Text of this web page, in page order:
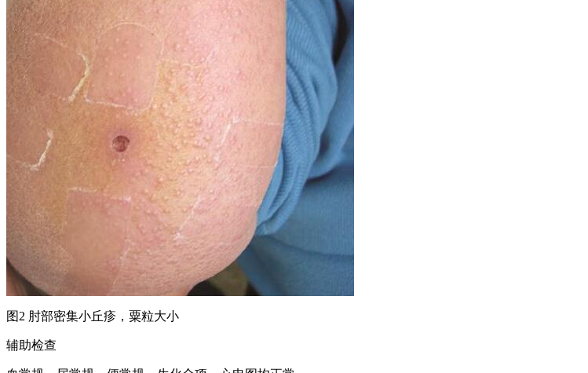
图2 肘部密集小丘疹，粟粒大小
辅助检查